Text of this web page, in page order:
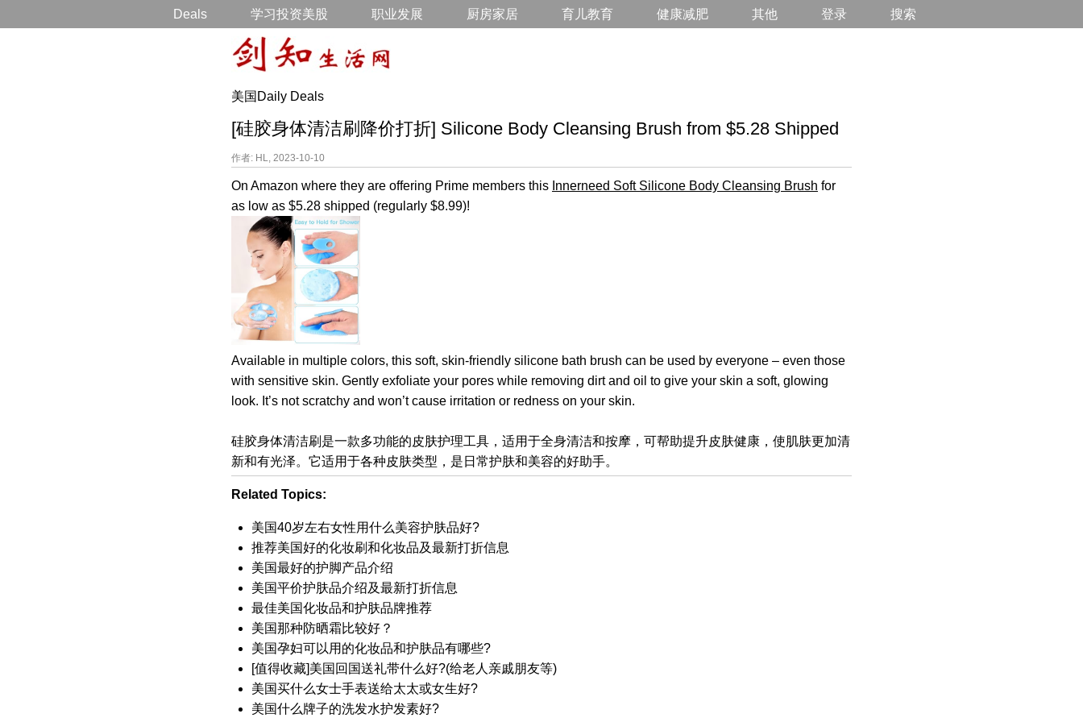
Deals 学习投资美股 职业发展 厨房家居 育儿教育 健康减肥 其他 登录 搜索
美国Daily Deals
[硅胶身体清洁刷降价打折] Silicone Body Cleansing Brush from $5.28 Shipped
作者: HL, 2023-10-10
On Amazon where they are offering Prime members this Innerneed Soft Silicone Body Cleansing Brush for
as low as $5.28 shipped (regularly $8.99)!
Available in multiple colors, this soft, skin-friendly silicone bath brush can be used by everyone – even those
with sensitive skin. Gently exfoliate your pores while removing dirt and oil to give your skin a soft, glowing
look. It’s not scratchy and won’t cause irritation or redness on your skin.
硅胶身体清洁刷是一款多功能的皮肤护理工具，适用于全身清洁和按摩，可帮助提升皮肤健康，使肌肤更加清
新和有光泽。它适用于各种皮肤类型，是日常护肤和美容的好助手。
Related Topics:
美国40岁左右女性用什么美容护肤品好?
推荐美国好的化妆刷和化妆品及最新打折信息
美国最好的护脚产品介绍
美国平价护肤品介绍及最新打折信息
最佳美国化妆品和护肤品牌推荐
美国那种防晒霜比较好？
美国孕妇可以用的化妆品和护肤品有哪些?
[值得收藏]美国回国送礼带什么好?(给老人亲戚朋友等)
美国买什么女士手表送给太太或女生好?
美国什么牌子的洗发水护发素好?